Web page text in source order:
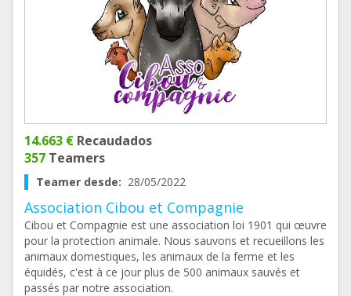
14.663 € Recaudados
357 Teamers
Teamer desde: 28/05/2022
Association Cibou et Compagnie
Cibou et Compagnie est une association loi 1901 qui œuvre
pour la protection animale. Nous sauvons et recueillons les
animaux domestiques, les animaux de la ferme et les
équidés, c'est à ce jour plus de 500 animaux sauvés et
passés par notre association.